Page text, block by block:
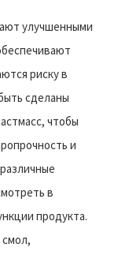
улучшенными
риску в
сделаны
чтобы
и
в
продукта.